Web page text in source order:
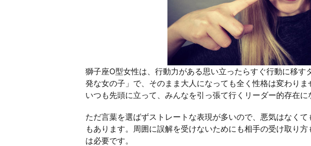
獅子座O型女性は、行動力がある思い立ったらすぐ行動に移す
発な女の子」で、そのまま大人になっても全く性格は変わり
いつも先頭に立って、みんなを引っ張て行くリーダー的存在に
ただ言葉を選ばずストレートな表現が多いので、悪気はなく
もあります。周囲に誤解を受けないためにも相手の受け取り
は必要です。